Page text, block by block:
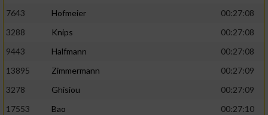
7643
Hofmeier
00:27:08
3288
Knips
00:27:08
9443
Halfmann
00:27:08
13895
Zimmermann
00:27:09
3278
Ghisiou
00:27:09
17553
Bao
00:27:10